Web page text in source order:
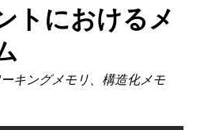
トにおけるメ
キングメモリ、構造化メモ